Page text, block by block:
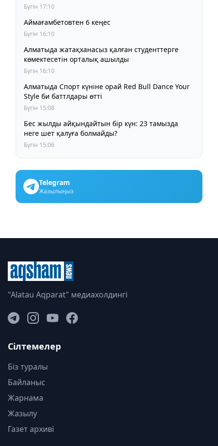
Бүгін 17:10
Аймағамбетовтен 6 кеңес
Бүгін 16:10
Алматыда жатақханасыз қалған студенттерге
көмектесетін орталық ашылды
Бүгін 16:10
Алматыда Спорт күніне орай Red Bull Dance Your
Style би баттлдары өтті
Бүгін 15:08
Бес жылды айқындайтын бір күн: 23 тамызда
неге шет қалуға болмайды?
Бүгін 15:06
Telegram
Жазылыңыз
"Alatau Aqparat" медиахолдингі
Сілтемелер
Біз туралы
Байланыс
Жарнама
Жазылу
Газет архиві